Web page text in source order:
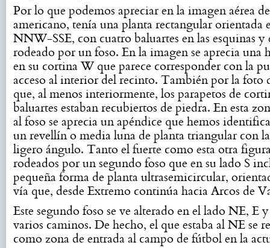
Por lo que podemos apreciar en la imagen aérea
americano, tenía una planta rectangular orientada
NNW-SSE, con cuatro baluartes en las esquinas y
rodeado por un foso. En la imagen se aprecia una
en su cortina W que parece corresponder con la
acceso al interior del recinto. También por la foto
que, al menos interiormente, los parapetos de
baluartes estaban recubiertos de piedra. En esta
al foso se aprecia un apéndice que hemos
un revellín o media luna de planta triangular con
ligero ángulo. Tanto el fuerte como esta otra
rodeados por un segundo foso que en su lado S
pequeña forma de planta ultrasemicircular,
vía que, desde Extremo continúa hacia Arcos de
Este segundo foso se ve alterado en el lado NE, E
varios caminos. De hecho, el que estaba al NE se
como zona de entrada al campo de fútbol en la